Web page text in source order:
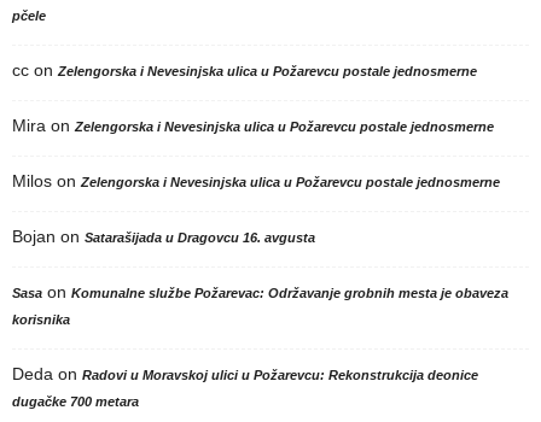
pčele
cc on Zelengorska i Nevesinjska ulica u Požarevcu postale jednosmerne
Mira on Zelengorska i Nevesinjska ulica u Požarevcu postale jednosmerne
Milos on Zelengorska i Nevesinjska ulica u Požarevcu postale jednosmerne
Bojan on Satarašijada u Dragovcu 16. avgusta
Sasa on Komunalne službe Požarevac: Održavanje grobnih mesta je obaveza
korisnika
Deda on Radovi u Moravskoj ulici u Požarevcu: Rekonstrukcija deonice
dugačke 700 metara